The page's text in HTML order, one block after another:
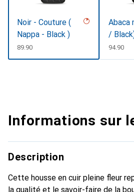
Noir - Couture (
Nappa - Black )
CHF
89.90
Abaca
/
CHF
94.90
Informations sur
Description
Cette housse en cuir pleine fleur
la qualité et le savoir-faire de la